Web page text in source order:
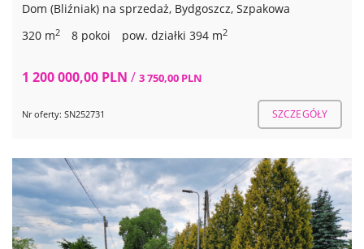
Dom (Bliźniak) na sprzedaż, Bydgoszcz, Szpakowa
320 m2 8 pokoi pow. działki 394 m2
1 200 000,00 PLN / 3 750,00 PLN
Nr oferty: SN252731 SZCZEGÓŁY